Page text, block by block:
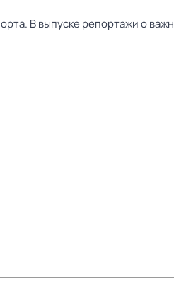
В выпуске репортажи о